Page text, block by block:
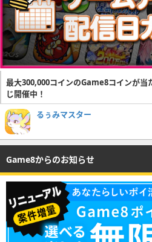
最大300,000コインのGame8コインが当
じ開催中！
るぅみマスター
Game8からのお知らせ